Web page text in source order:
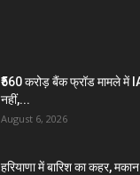
₹560 करोड़ बैंक फ्रॉड मामले में
नहीं,...
August 6, 2026
हरियाणा में बारिश का कहर,